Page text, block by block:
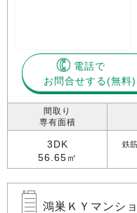
電話で
お問合せする
間取り
専有面積
3DK
56.65㎡
鉄
鴻巣ＫＹマンシ